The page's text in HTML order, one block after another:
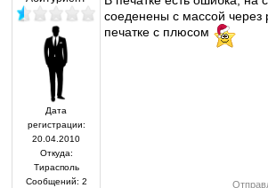
Дата
регистрации:
20.04.2010
Откуда:
Тирасполь
Сообщений: 2
соеденены с массой через
печатке с плюсом